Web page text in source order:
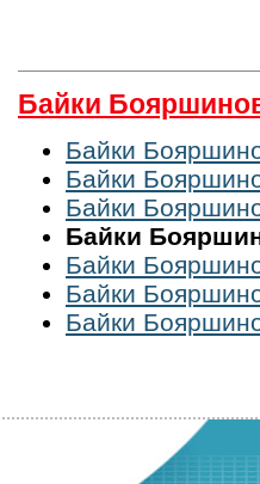
Байки
Байки
Байки
Байки
Байки
Байки
Байки
Байки